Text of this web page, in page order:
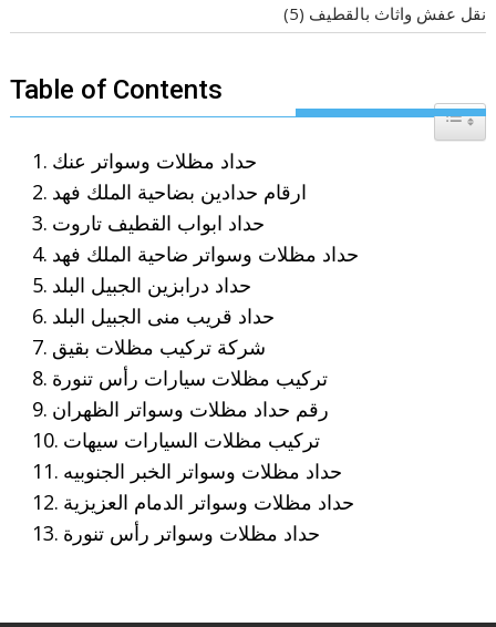
نقل عفش واثاث بالقطيف (5)
Table of Contents
Toggle
حداد مظلات وسواتر عنك
ارقام حدادين بضاحية الملك فهد
حداد ابواب القطيف تاروت
حداد مظلات وسواتر ضاحية الملك فهد
حداد درابزين الجبيل البلد
حداد قريب منى الجبيل البلد
شركة تركيب مظلات بقيق
تركيب مظلات سيارات رأس تنورة
رقم حداد مظلات وسواتر الظهران
تركيب مظلات السيارات سيهات
حداد مظلات وسواتر الخبر الجنوبيه
حداد مظلات وسواتر الدمام العزيزية
حداد مظلات وسواتر رأس تنورة